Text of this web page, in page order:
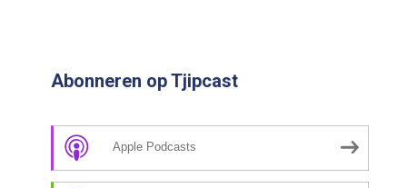
Abonneren op Tjipcast
Apple Podcasts